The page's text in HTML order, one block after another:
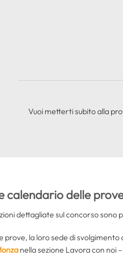
Vuoi metterti subito alla
calendario delle
dettagliate sul concorso sono
prove, la loro sede di
nella sezione Lavora con noi